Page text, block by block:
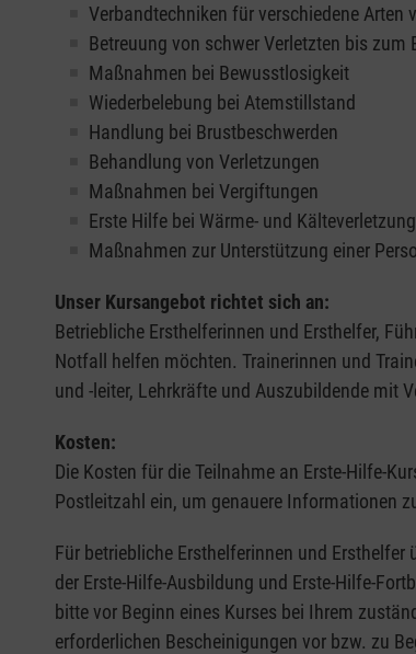
Verbandtechniken für verschiedene Arten
Betreuung von schwer Verletzten bis zum
Maßnahmen bei Bewusstlosigkeit
Wiederbelebung bei Atemstillstand
Handlung bei Brustbeschwerden
Behandlung von Verletzungen
Maßnahmen bei Vergiftungen
Erste Hilfe bei Wärme- und
Maßnahmen zur Unterstützung einer
Unser Kursangebot richtet sich an:
Betriebliche Ersthelferinnen und Ersthelfer,
Notfall helfen möchten. Trainerinnen und
und -leiter, Lehrkräfte und Auszubildende mit
Kosten:
Die Kosten für die Teilnahme an Erste-Hilfe-
Postleitzahl ein, um genauere Informationen
Für betriebliche Ersthelferinnen und Ersthelfer
der Erste-Hilfe-Ausbildung und Erste-Hilfe-
bitte vor Beginn eines Kurses bei Ihrem
erforderlichen Bescheinigungen vor bzw. zu